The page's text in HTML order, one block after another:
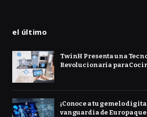
el último
TwinH Presenta una
Revolucionaria para
¡Conoce a tu gemelo
vanguardia de Europa que